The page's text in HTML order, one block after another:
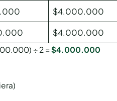
$4.000.000
$4.000.000
÷ 2 =$4.000.000